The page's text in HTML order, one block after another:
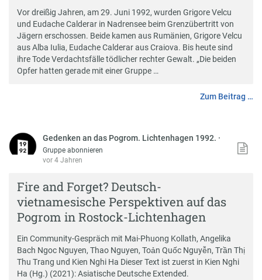
Vor dreißig Jahren, am 29. Juni 1992, wurden Grigore Velcu
und Eudache Calderar in Nadrensee beim Grenzübertritt von
Jägern erschossen. Beide kamen aus Rumänien, Grigore Velcu
aus Alba Iulia, Eudache Calderar aus Craiova. Bis heute sind
ihre Tode Verdachtsfälle tödlicher rechter Gewalt. „Die beiden
Opfer hatten gerade mit einer Gruppe …
Zum Beitrag …
Gedenken an das Pogrom. Lichtenhagen 1992. ·
Gruppe abonnieren
vor 4 Jahren
Fire and Forget? Deutsch-
vietnamesische Perspektiven auf das
Pogrom in Rostock-Lichtenhagen
Ein Community-Gespräch mit Mai-Phuong Kollath, Angelika
Bach Ngoc Nguyen, Thao Nguyen, Toản Quốc Nguyễn, Trần Thị
Thu Trang und Kien Nghi Ha Dieser Text ist zuerst in Kien Nghi
Ha (Hg.) (2021): Asiatische Deutsche Extended.